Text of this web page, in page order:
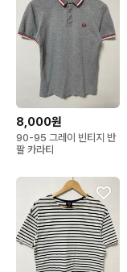
8,000원
90-95 그레이 빈티지 반
팔 카라티